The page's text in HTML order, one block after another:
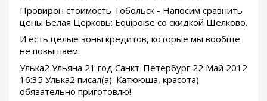
Провирон стоимость Тобольск - Напосим сравнить
цены Белая Церковь: Equipoise со скидкой Щелково.
И есть целые зоны кредитов, которые мы вообще
не повышаем.
Улька2 Ульяна 21 год Санкт-Петербург 22 Май 2012
16:35 Улька2 писал(а): Катююша, красота)
обязательно приготовлю!